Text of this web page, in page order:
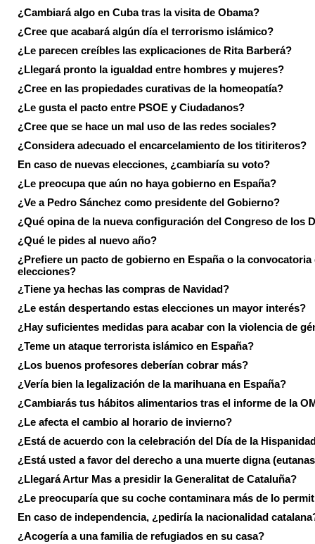
¿Cambiará algo en Cuba tras la visita de Obama?
¿Cree que acabará algún día el terrorismo islámico?
¿Le parecen creíbles las explicaciones de Rita Barberá?
¿Llegará pronto la igualdad entre hombres y mujeres?
¿Cree en las propiedades curativas de la homeopatía?
¿Le gusta el pacto entre PSOE y Ciudadanos?
¿Cree que se hace un mal uso de las redes sociales?
¿Considera adecuado el encarcelamiento de los titiriteros?
En caso de nuevas elecciones, ¿cambiaría su voto?
¿Le preocupa que aún no haya gobierno en España?
¿Ve a Pedro Sánchez como presidente del Gobierno?
¿Qué opina de la nueva configuración del Congreso de los
¿Qué le pides al nuevo año?
¿Prefiere un pacto de gobierno en España o la convocatoria
elecciones?
¿Tiene ya hechas las compras de Navidad?
¿Le están despertando estas elecciones un mayor interés?
¿Hay suficientes medidas para acabar con la violencia de
¿Teme un ataque terrorista islámico en España?
¿Los buenos profesores deberían cobrar más?
¿Vería bien la legalización de la marihuana en España?
¿Cambiarás tus hábitos alimentarios tras el informe de la
¿Le afecta el cambio al horario de invierno?
¿Está de acuerdo con la celebración del Día de la
¿Está usted a favor del derecho a una muerte digna
¿Llegará Artur Mas a presidir la Generalitat de Cataluña?
¿Le preocuparía que su coche contaminara más de lo
En caso de independencia, ¿pediría la nacionalidad
¿Acogería a una familia de refugiados en su casa?